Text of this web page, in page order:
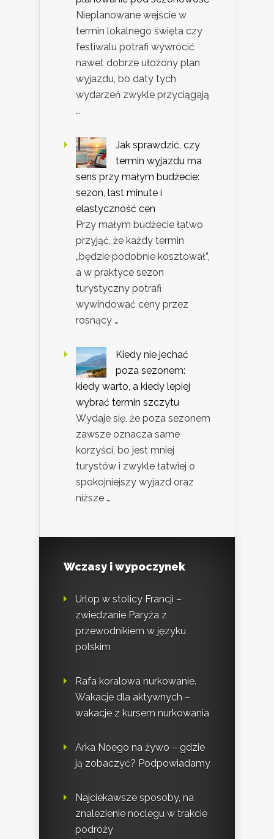
Nieplanowane wejście w
termin lokalnego święta czy
festiwalu potrafi wywrócić
nawet dobrze ułożony plan
wyjazdu, bo daty tych
wydarzeń zwykle przyciągają
…
Jak sprawdzić, czy
termin wyjazdu ma
sens przy małym budżecie:
sezon, last minute i
elastyczność cen
Przy małym budżecie łatwo
przyjąć, że każdy termin
„będzie podobnie kosztował”,
a w praktyce sezon
turystyczny potrafi
wywindować ceny przez
rosnący …
Kiedy nie jechać
poza sezonem:
kiedy warto, a kiedy lepiej
wybrać termin szczytu
Wydaje się, że poza sezonem
zawsze oznacza same
korzyści, bo jest mniej
turystów i zwykle łatwiej o
spokojniejszy wyjazd oraz
niższe …
Wczasy i wypoczynek
Urlop w stolicy Francji –
zwiedzanie Paryża z
przewodnikiem w języku
polskim
Rafa koralowa nurkowanie.
Wakacje dla aktywnych –
wakacje z kursem nurkowania
Arka Noego na żywo – gdzie
ją zobaczyć? Podpowiadamy
Najciekawsze sposoby, na
znalezienie noclegu w trakcie
podróży